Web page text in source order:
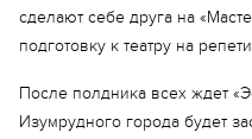
сделают себе друга на
подготовку к театру на
После полдника всех ждет
Изумрудного города будет